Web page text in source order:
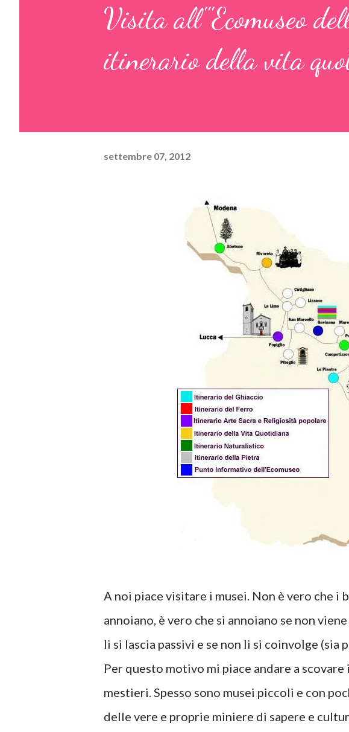
Visita all'"Ecomuseo
itinerario della vita
settembre 07, 2012
A noi piace visitare i musei. Non è vero che i
annoiano, è vero che si annoiano se non
li si lascia passivi e se non li si coinvolge (sia
Per questo motivo mi piace andare a
mestieri. Spesso sono musei piccoli e con
delle vere e proprie miniere di sapere e